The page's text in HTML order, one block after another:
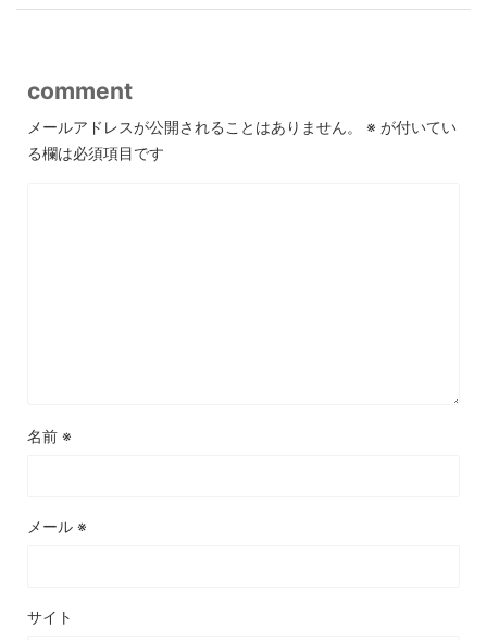
comment
メールアドレスが公開されることはありません。 ※ が付いてい
る欄は必須項目です
名前 ※
メール ※
サイト